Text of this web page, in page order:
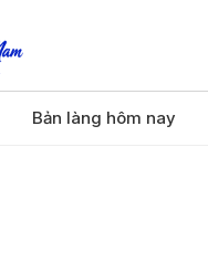
Bản làng hôm nay